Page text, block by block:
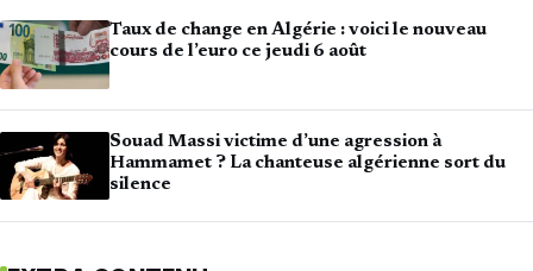
Taux de change en Algérie : voici le nouveau
cours de l’euro ce jeudi 6 août
Souad Massi victime d’une agression à
Hammamet ? La chanteuse algérienne sort du
silence